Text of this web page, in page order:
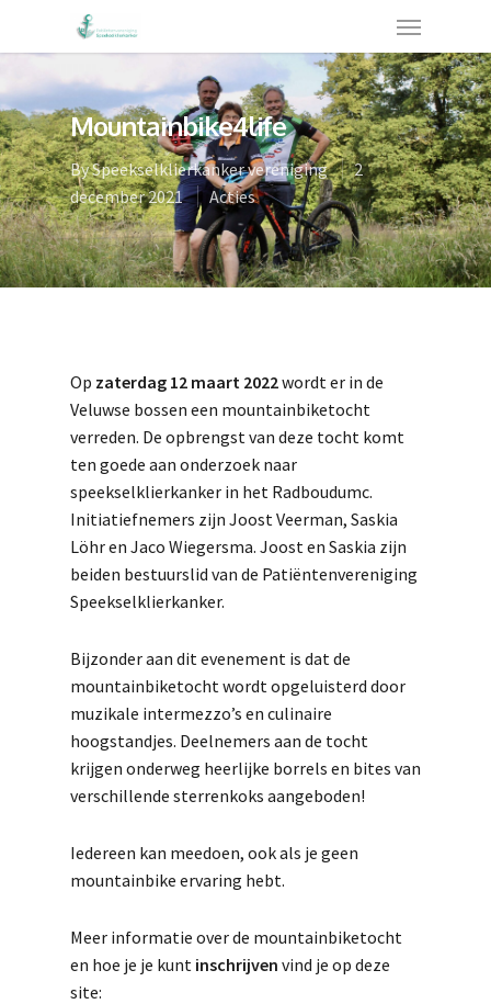
Mountainbike4life
BySpeekselklierkanker vereniging
2
december 2021
Acties
Op zaterdag 12 maart 2022wordt er in de
Veluwse bossen een mountainbiketocht
verreden. De opbrengst van deze tocht komt
ten goede aan onderzoek naar
speekselklierkanker in het Radboudumc.
Initiatiefnemers zijn Joost Veerman, Saskia
Löhr en Jaco Wiegersma. Joost en Saskia zijn
beiden bestuurslid van de Patiëntenvereniging
Speekselklierkanker.
Bijzonder aan dit evenement is dat de
mountainbiketocht wordt opgeluisterd door
muzikale intermezzo’s en culinaire
hoogstandjes. Deelnemers aan de tocht
krijgen onderweg heerlijke borrels en bites van
verschillende sterrenkoks aangeboden!
Iedereen kan meedoen, ook als je geen
mountainbike ervaring hebt.
Meer informatie over de mountainbiketocht
en hoe je je kunt inschrijven vind je op deze
site: